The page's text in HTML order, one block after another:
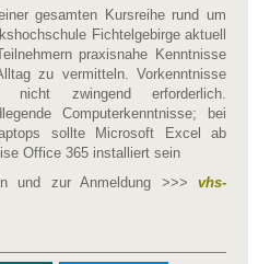
gesamten Kursreihe rund um
Fichtelgebirge aktuell
praxisnahe Kenntnisse
zu vermitteln. Vorkenntnisse
zwingend erforderlich.
Computerkenntnisse; bei
sollte Microsoft Excel ab
Office 365 installiert sein
und zur Anmeldung >>> vhs-